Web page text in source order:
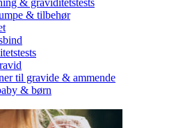
& graviditetstests
& tilbehør
til gravide & ammende
& børn